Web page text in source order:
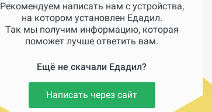
Рекомендуем написать нам с устройства,
на котором установлен Едадил.
Так мы получим информацию, которая
поможет лучше ответить вам.
Ещё не скачали Едадил?
Написать через сайт